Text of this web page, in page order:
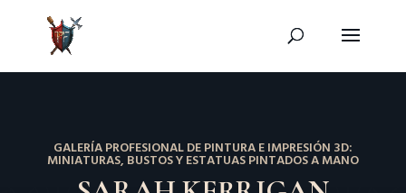
GALERÍA PROFESIONAL DE PINTURA E IMPRESIÓN 3D:
MINIATURAS, BUSTOS Y ESTATUAS PINTADOS A MANO